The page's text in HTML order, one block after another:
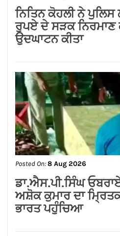
Posted On:8 Aug 2026
ਨਿਤਿਨ ਕੋਹਲੀ ਨੇ ਪੁਲਿਸ
ਰੁਪਏ ਦੇ ਸੜਕ ਨਿਰਮਾਣ
ਉਦਘਾਟਨ ਕੀਤਾ